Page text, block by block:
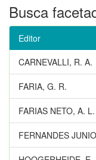
Busca
Editor
CARNEVALLI, R. A.
FARIA, G. R.
FARIAS NETO, A.
FERNANDES